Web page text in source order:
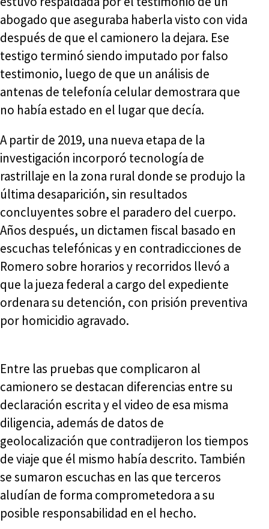
abogado que aseguraba haberla visto con vida
después de que el camionero la dejara. Ese
testigo terminó siendo imputado por falso
testimonio, luego de que un análisis de
antenas de telefonía celular demostrara que
no había estado en el lugar que decía.
A partir de 2019, una nueva etapa de la
investigación incorporó tecnología de
rastrillaje en la zona rural donde se produjo la
última desaparición, sin resultados
concluyentes sobre el paradero del cuerpo.
Años después, un dictamen fiscal basado en
escuchas telefónicas y en contradicciones de
Romero sobre horarios y recorridos llevó a
que la jueza federal a cargo del expediente
ordenara su detención, con prisión preventiva
por homicidio agravado.
Entre las pruebas que complicaron al
camionero se destacan diferencias entre su
declaración escrita y el video de esa misma
diligencia, además de datos de
geolocalización que contradijeron los tiempos
de viaje que él mismo había descrito. También
se sumaron escuchas en las que terceros
aludían de forma comprometedora a su
posible responsabilidad en el hecho.